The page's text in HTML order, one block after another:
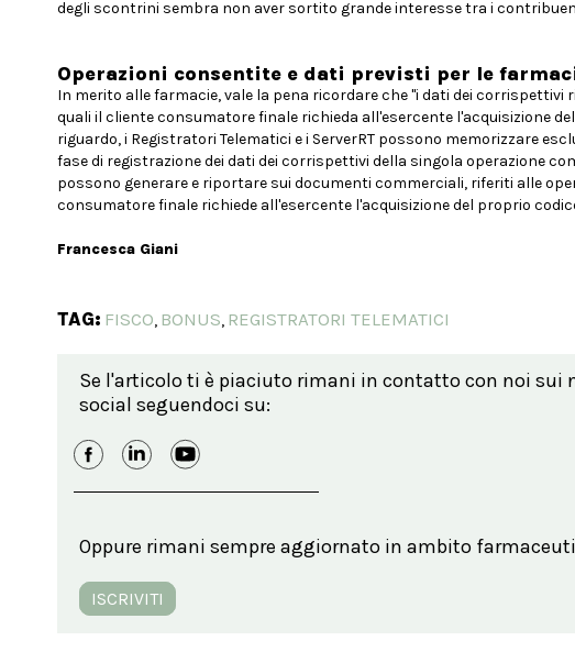
degli scontrini sembra non aver sortito grande interesse tra i
Operazioni consentite e dati previsti per le
In merito alle farmacie, vale la pena ricordare che "i dati dei
quali il cliente consumatore finale richieda all'esercente l'acquisizione
riguardo, i Registratori Telematici e i ServerRT possono memorizzare
fase di registrazione dei dati dei corrispettivi della singola operazione
possono generare e riportare sui documenti commerciali, riferiti alle
consumatore finale richiede all'esercente l'acquisizione del proprio
Francesca Giani
TAG: FISCO, BONUS, REGISTRATORI TELEMATICI
Se l'articolo ti è piaciuto rimani in contatto con noi sui
social seguendoci su:
Oppure rimani sempre aggiornato in ambito
ISCRIVITI